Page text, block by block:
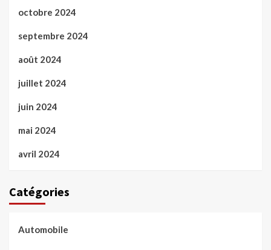
octobre 2024
septembre 2024
août 2024
juillet 2024
juin 2024
mai 2024
avril 2024
Catégories
Automobile